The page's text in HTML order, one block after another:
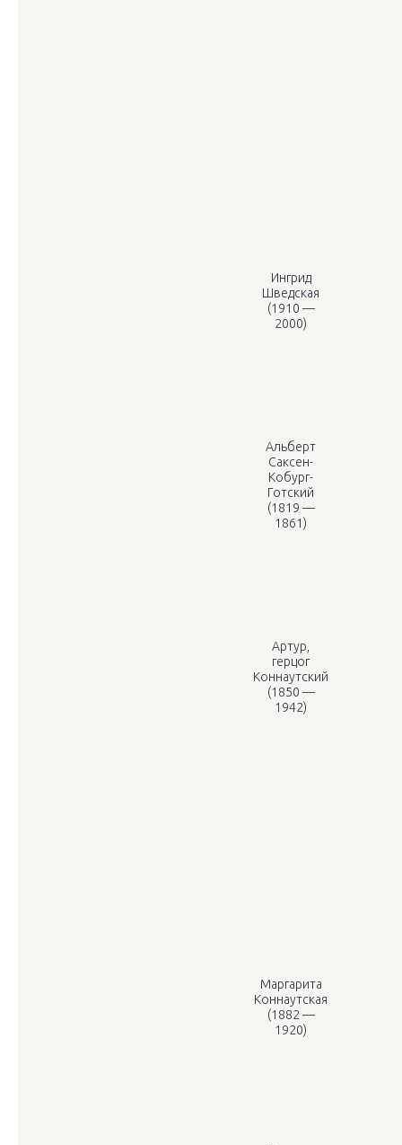
Ингрид
Шведская
(1910 —
2000)
Альберт
Саксен-
Кобург-
Готский
(1819 —
1861)
Артур,
герцог
Коннаутский
(1850 —
1942)
Маргарита
Коннаутская
(1882 —
1920)